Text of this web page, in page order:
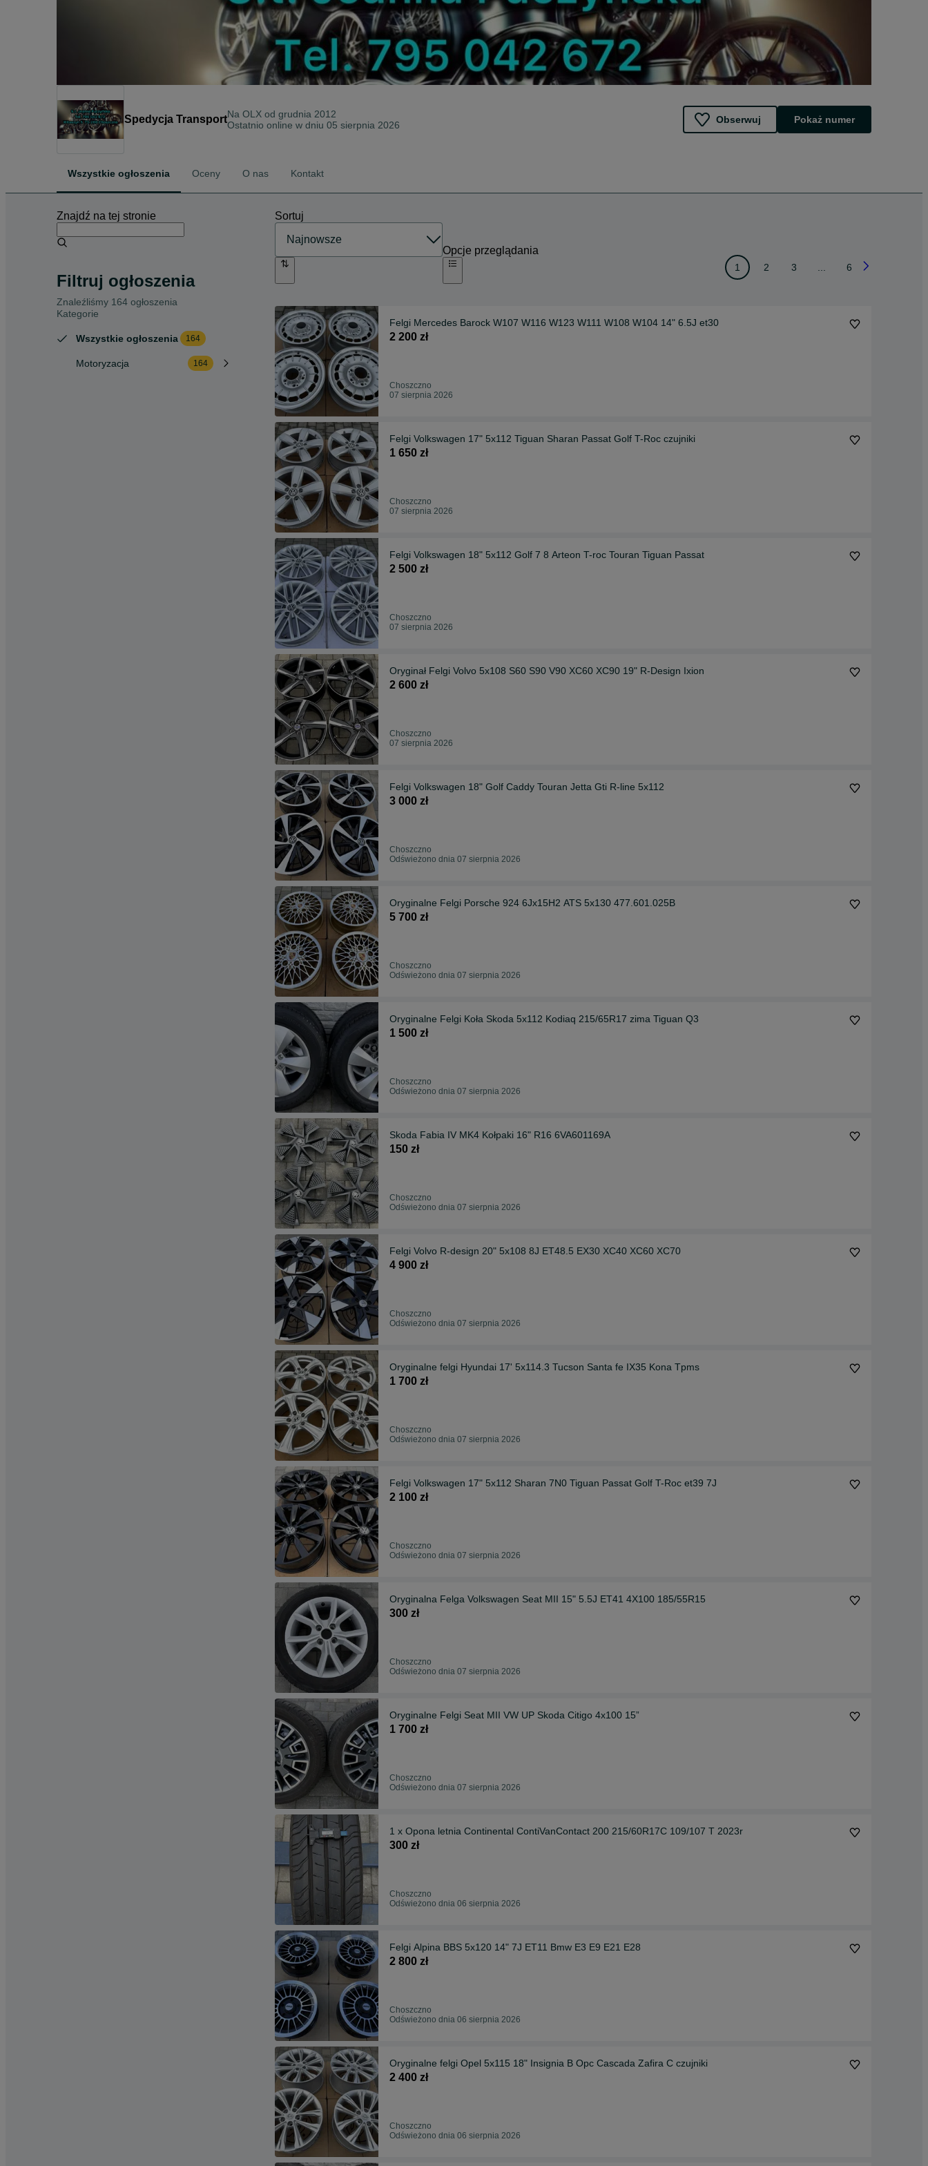
Spedycja TransportNa OLX od grudnia 2012
Ostatnio online w dniu 05 sierpnia 2026
Obserwuj Pokaż numer
Wszystkie ogłoszenia Oceny O nas Kontakt
Znajdź na tej stronie
Filtruj ogłoszenia
Znaleźliśmy 164 ogłoszenia
Kategorie
Wszystkie ogłoszenia 164
Motoryzacja 164
Sortuj
Opcje przeglądania
1 2 3 6
Felgi Mercedes Barock W107 W116 W123 W111 W108 W104 14" 6.5J et30
2 200 zł
Choszczno
07 sierpnia 2026
Felgi Volkswagen 17" 5x112 Tiguan Sharan Passat Golf T-Roc czujniki
1 650 zł
Choszczno
07 sierpnia 2026
Felgi Volkswagen 18" 5x112 Golf 7 8 Arteon T-roc Touran Tiguan Passat
2 500 zł
Choszczno
07 sierpnia 2026
Oryginał Felgi Volvo 5x108 S60 S90 V90 XC60 XC90 19" R-Design Ixion
2 600 zł
Choszczno
07 sierpnia 2026
Felgi Volkswagen 18" Golf Caddy Touran Jetta Gti R-line 5x112
3 000 zł
Choszczno
Odświeżono dnia 07 sierpnia 2026
Oryginalne Felgi Porsche 924 6Jx15H2 ATS 5x130 477.601.025B
5 700 zł
Choszczno
Odświeżono dnia 07 sierpnia 2026
Oryginalne Felgi Koła Skoda 5x112 Kodiaq 215/65R17 zima Tiguan Q3
1 500 zł
Choszczno
Odświeżono dnia 07 sierpnia 2026
Skoda Fabia IV MK4 Kołpaki 16" R16 6VA601169A
150 zł
Choszczno
Odświeżono dnia 07 sierpnia 2026
Felgi Volvo R-design 20" 5x108 8J ET48.5 EX30 XC40 XC60 XC70
4 900 zł
Choszczno
Odświeżono dnia 07 sierpnia 2026
Oryginalne felgi Hyundai 17' 5x114.3 Tucson Santa fe IX35 Kona Tpms
1 700 zł
Choszczno
Odświeżono dnia 07 sierpnia 2026
Felgi Volkswagen 17" 5x112 Sharan 7N0 Tiguan Passat Golf T-Roc et39 7J
2 100 zł
Choszczno
Odświeżono dnia 07 sierpnia 2026
Oryginalna Felga Volkswagen Seat MII 15" 5.5J ET41 4X100 185/55R15
300 zł
Choszczno
Odświeżono dnia 07 sierpnia 2026
Oryginalne Felgi Seat MII VW UP Skoda Citigo 4x100 15”
1 700 zł
Choszczno
Odświeżono dnia 07 sierpnia 2026
1 x Opona letnia Continental ContiVanContact 200 215/60R17C 109/107 T 2023r
300 zł
Choszczno
Odświeżono dnia 06 sierpnia 2026
Felgi Alpina BBS 5x120 14" 7J ET11 Bmw E3 E9 E21 E28
2 800 zł
Choszczno
Odświeżono dnia 06 sierpnia 2026
Oryginalne felgi Opel 5x115 18" Insignia B Opc Cascada Zafira C czujniki
2 400 zł
Choszczno
Odświeżono dnia 06 sierpnia 2026